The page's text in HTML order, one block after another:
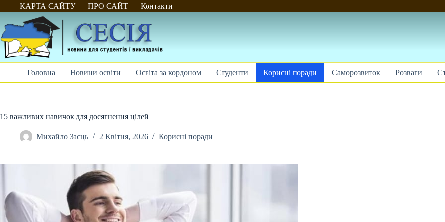
Перейти
до
КАРТА САЙТУ ПРО САЙТ Контакти
Головна Новини освіти Освіта за кордоном Студенти Корисні поради Саморозвиток Розваги
15 важливих навичок для досягнення цілей
Михайло Заєць 2 Квітня, 2026 Корисні поради